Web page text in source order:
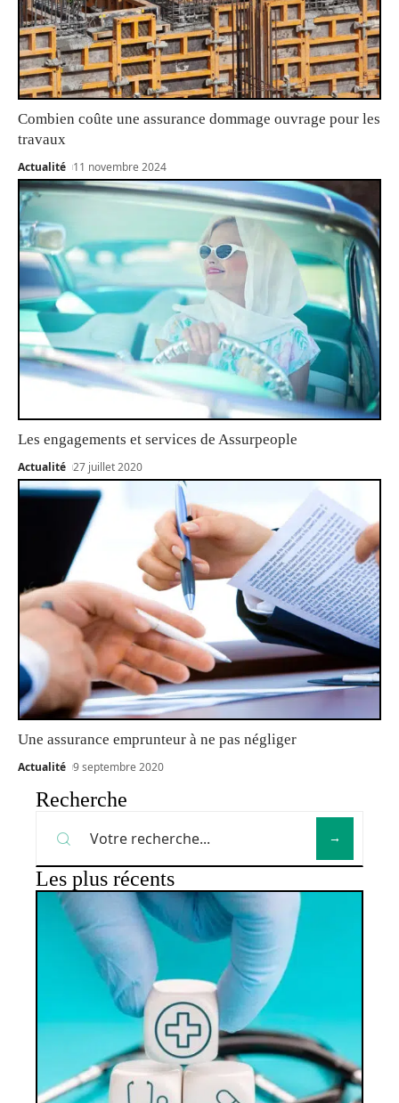
Combien coûte une assurance dommage ouvrage pour les
travaux
Actualité 11 novembre 2024
Les engagements et services de Assurpeople
Actualité 27 juillet 2020
Une assurance emprunteur à ne pas négliger
Actualité 9 septembre 2020
Recherche
Les plus récents